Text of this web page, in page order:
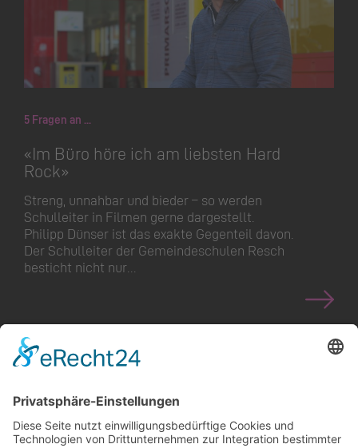
5 Fragen an ...
«Im Büro höre ich am liebsten Hard
Rock»
Streng, unnahbar und bieder – so werden
Schulleiter in Filmen gerne dargestellt.
Philipp Dünser ist das exakte Gegenteil davon.
Der Schulleiter der Gemeindeschulen Resch
besticht nicht nur…
< >